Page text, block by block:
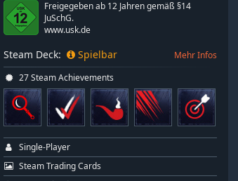
Freigegeben ab 12 Jahren gemäß §14
JuSchG.
www.usk.de
Steam Deck: Spielbar Mehr Infos
27 Steam Achievements
Single-Player
Steam Trading Cards